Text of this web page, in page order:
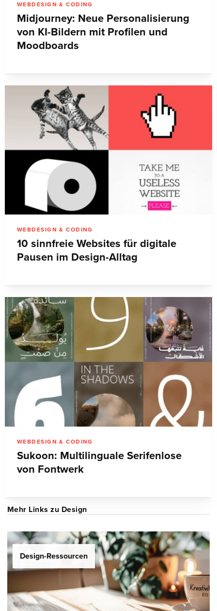
WEBDESIGN & CODING
Midjourney: Neue Personalisierung
von KI-Bildern mit Profilen und
Moodboards
WEBDESIGN & CODING
10 sinnfreie Websites für digitale
Pausen im Design-Alltag
WEBDESIGN & CODING
Sukoon: Multilinguale Serifenlose
von Fontwerk
Mehr Links zu Design
Design-Ressourcen